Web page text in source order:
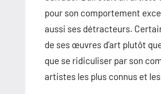
pour son comportement
aussi ses détracteurs.
de ses œuvres d’art plutôt
que se ridiculiser par son
artistes les plus connus et